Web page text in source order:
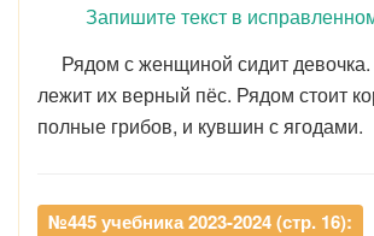
Запишите текст в
Рядом с женщиной сидит
лежит их верный пёс. Рядом стоит
полные грибов, и кувшин с ягодами.
№445 учебника 2023-2024 (стр. 16):